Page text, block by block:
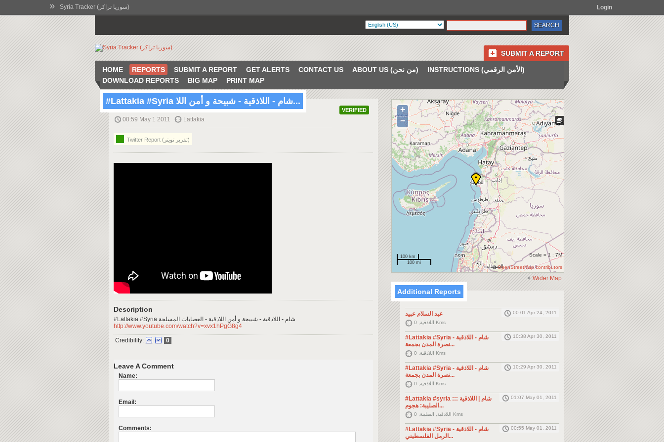
» Syria Tracker (سوريا تراكر) Login
SUBMIT A REPORT
HOME REPORTS SUBMIT A REPORT GET ALERTS CONTACT US ABOUT US (من نحن)
INSTRUCTIONS (الأمن الرقمي)
DOWNLOAD REPORTS
BIG MAP PRINT MAP
VERIFIED
#Lattakia #Syria شام - اللاذقية - شبيحة و أمن اللا...
00:59 May 1 2011 Lattakia
Twitter Report (تقرير تويتر)
Description
#Lattakia #Syria شام - اللاذقية - شبيحة و أمن اللاذقية - العصابات المسلحة
http://www.youtube.com/watch?v=xvx1hPgG8g4
Credibility: 0
Leave A Comment
Name:
Email:
Comments:
+
−
100 km
100 mi
Scale = 1 : 7M
©OpenStreetMap contributors
Wider Map
Additional Reports
عبد السلام عبيد
00:01 Apr 24, 2011
اللاذقية, 0 Kms
#Lattakia #Syria شام - اللاذقية -
نصرة المدن بجمعة...
10:38 Apr 30, 2011
اللاذقية, 0 Kms
#Lattakia #Syria شام - اللاذقية -
نصرة المدن بجمعة...
10:29 Apr 30, 2011
اللاذقية, 0 Kms
#Lattakia #syria شام | اللاذقية :::
الصليبة: هجوم...
01:07 May 01, 2011
اللاذقية, الصليبة, 0 Kms
#Lattakia #Syria شام - اللاذقية -
الرمل الفلسطيني...
00:55 May 01, 2011